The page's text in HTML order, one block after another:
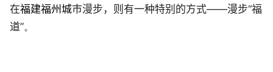
在福建福州城市漫步， 则有一种特别的方式——漫步“福
道”。